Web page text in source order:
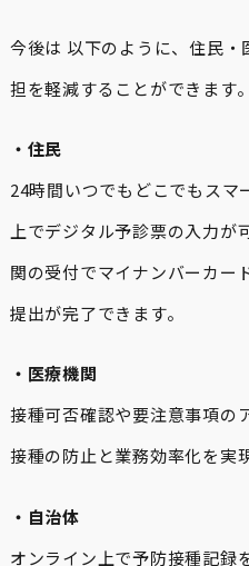
今後は 以下のように、住民
担を軽減することができます。
・住民
24時間いつでもどこでもスマ
上でデジタル予診票の入力が
関の受付でマイナンバーカー
提出が完了できます。
・医療機関
接種可否確認や要注意事項の
接種の防止と業務効率化を実
・自治体
オンライン上で予防接種記録